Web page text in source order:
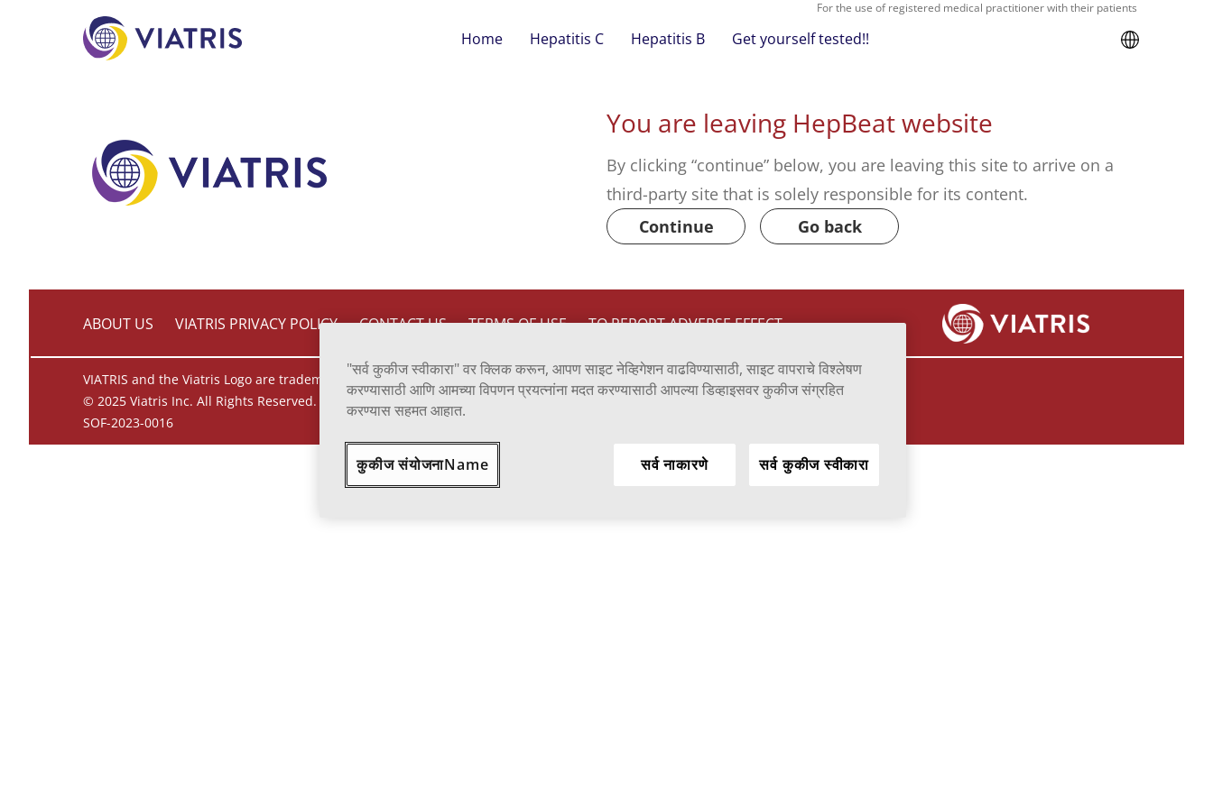
For the use of registered medical practitioner with their patients
Home Hepatitis C Hepatitis B Get yourself tested!!
You are leaving HepBeat website
By clicking “continue” below, you are leaving this site to arrive on a
third-party site that is solely responsible for its content.
Continue
Go back
ABOUT US VIATRIS PRIVACY POLICY CONTACT US TERMS OF USE TO REPORT ADVERSE EFFECT
VIATRIS and the Viatris Logo are trademarks of Mylan Inc., a Viatris company.
© 2025 Viatris Inc. All Rights Reserved.
SOF-2023-0016
"सर्व कुकीज स्वीकारा" वर क्लिक करून, आपण साइट नेव्हिगेशन वाढविण्यासाठी, साइट वापराचे विश्लेषण
करण्यासाठी आणि आमच्या विपणन प्रयत्नांना मदत करण्यासाठी आपल्या डिव्हाइसवर कुकीज संग्रहित
करण्यास सहमत आहात.
कुकीज संयोजनाName सर्व नाकारणे सर्व कुकीज स्वीकारा